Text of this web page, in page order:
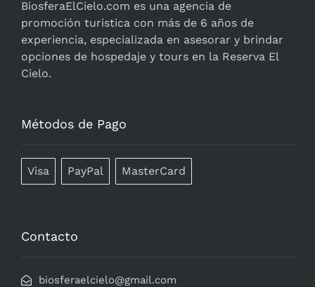
BiosferaElCielo.com es una agencia de
promoción turistica con más de 6 años de
experiencia, especializada en asesorar y brindar
opciones de hospedaje y tours en la Reserva El
Cielo.
Métodos de Pago
Visa PayPal MasterCard
Contacto
biosferaelcielo@gmail.com